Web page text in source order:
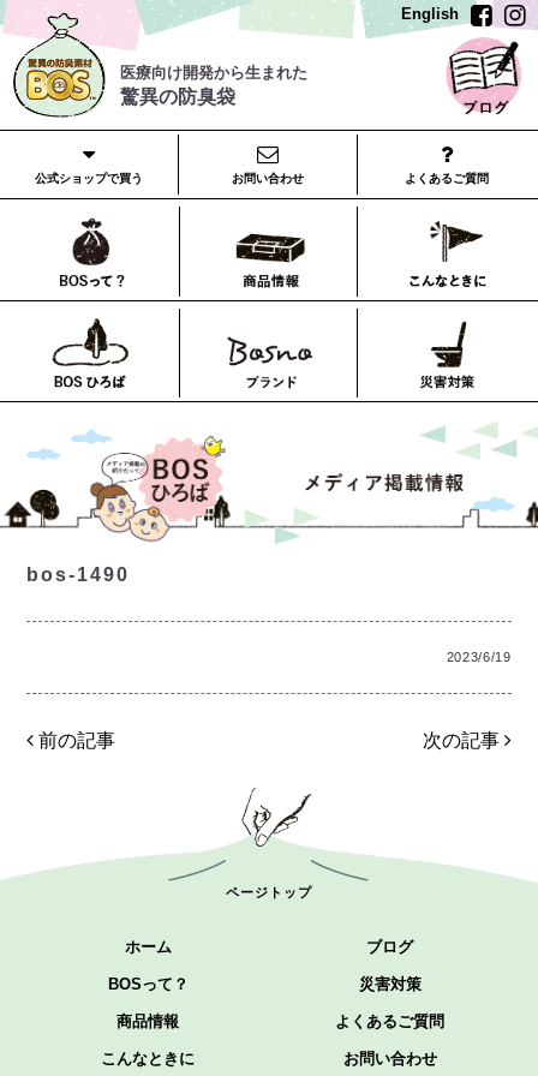
医療向け開発から生まれた
驚異の防臭袋
English
公式ショップで買う お問い合わせ よくあるご質問
bos-1490
2023/6/19
前の記事 次の記事
ページトップ
ホーム
BOSって？
商品情報
こんなときに
ブログ
災害対策
よくあるご質問
お問い合わせ